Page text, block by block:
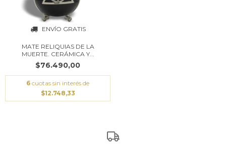
ENVÍO GRATIS
MATE RELIQUIAS DE LA
MUERTE. CERÁMICA Y...
$76.490,00
6 cuotas sin interés de
$12.748,33